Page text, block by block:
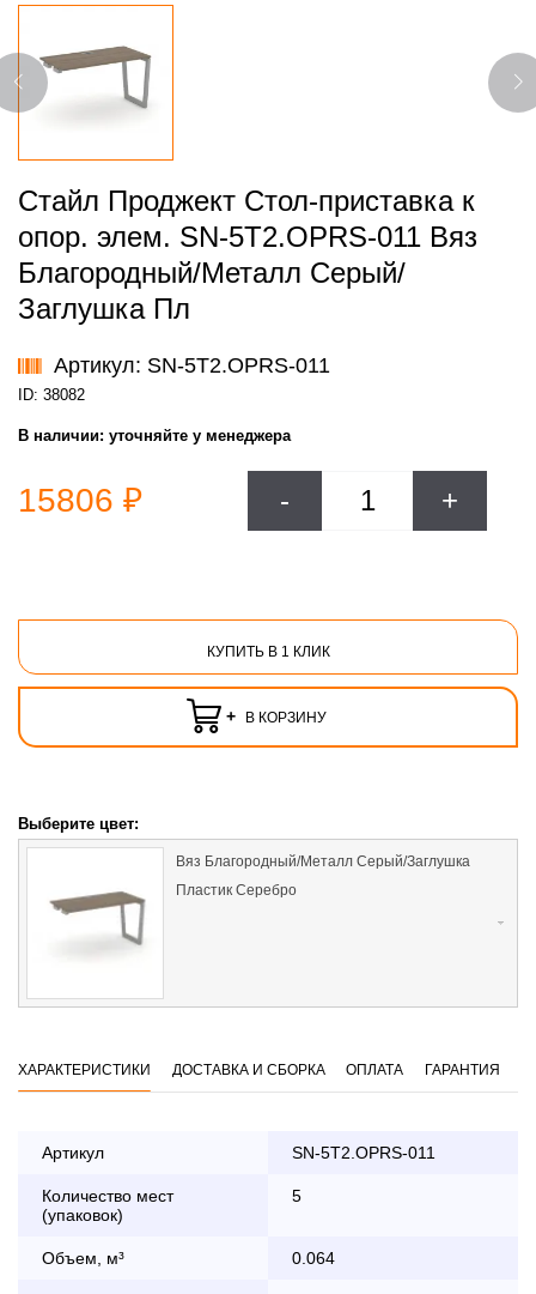
Стайл Проджект Стол-приставка к
опор. элем. SN-5T2.OPRS-011 Вяз
Благородный/Металл Серый/
Заглушка Пл
Артикул: SN-5T2.OPRS-011
ID: 38082
В наличии: уточняйте у менеджера
15806 ₽ - +
КУПИТЬ В 1 КЛИК
+ В КОРЗИНУ
Выберите цвет:
Вяз Благородный/Металл Серый/Заглушка
Пластик Серебро
ХАРАКТЕРИСТИКИ ДОСТАВКА И СБОРКА ОПЛАТА ГАРАНТИЯ
Артикул SN-5T2.OPRS-011
Количество мест
(упаковок)
5
Объем, м³ 0.064
заказа банковской картой